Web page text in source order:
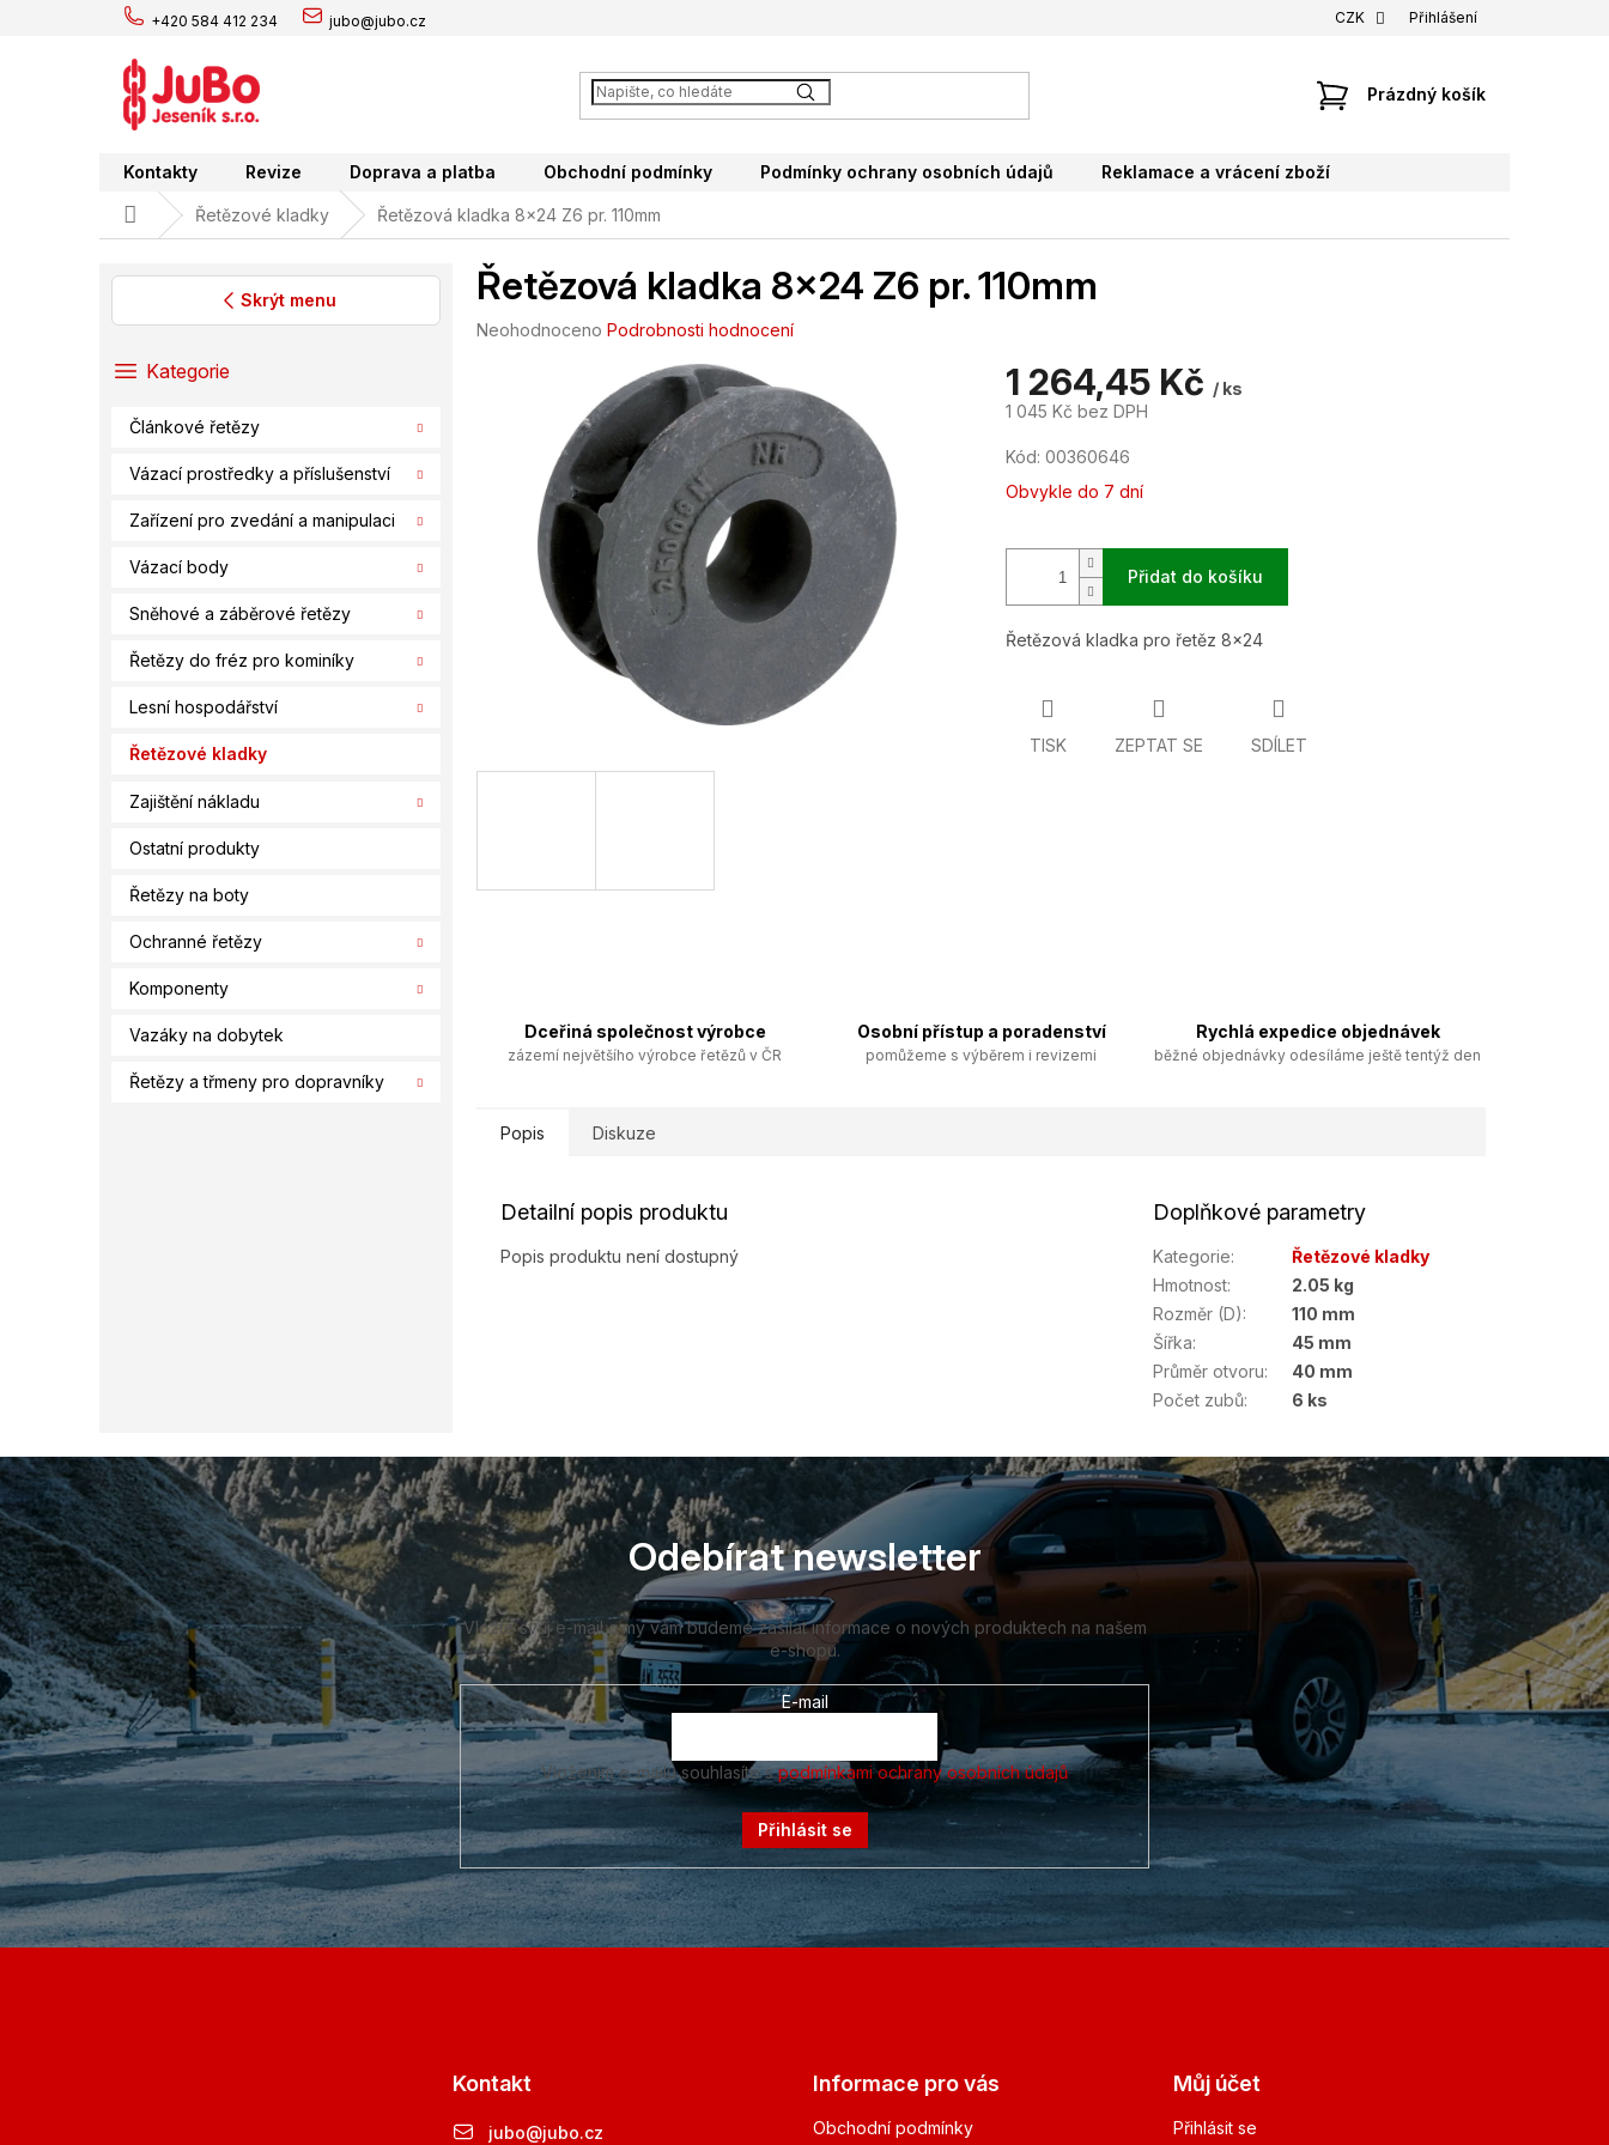
+420 584 412 234 jubo@jubo.cz CZK Přihlášení
NÁKUPNÍ
Prázdný košík
Kontakty Revize Doprava a platba Obchodní podmínky Podmínky ochrany osobních údajů Reklamace a vrácení zboží
Domů Řetězové kladky Řetězová kladka 8x24 Z6 pr. 110mm
Skrýt menu
PřeskočitKategorie
Článkové řetězy
Vázací prostředky a příslušenství
Zařízení pro zvedání a manipulaci
Vázací body
Sněhové a záběrové řetězy
Řetězy do fréz pro kominíky
Lesní hospodářství
Řetězové kladky
Zajištění nákladu
Ostatní produkty
Řetězy na boty
Ochranné řetězy
Komponenty
Vazáky na dobytek
Řetězy a třmeny pro dopravníky
Řetězová kladka 8x24 Z6 pr. 110mm
Průměrné
hvězdiček.
Neohodnoceno Podrobnosti hodnocení
1 264,45 Kč / ks
1 045 Kč bez DPH
Měrná
cena:
Kód: 00360646
Obvykle do 7 dní
Přidat do košíku
Řetězová kladka pro řetěz 8x24
TISK ZEPTAT SE SDÍLET
Dceřiná společnost výrobce
zázemí největšího výrobce řetězů v ČR
Osobní přístup a poradenství
pomůžeme s výběrem i revizemi
Rychlá expedice objednávek
běžné objednávky odesíláme ještě tentýž den
Popis Diskuze
Detailní popis produktu
Popis produktu není dostupný
Doplňkové parametry
Kategorie:
Řetězové kladky
Hmotnost:
2.05 kg
Rozměr (D):
110 mm
Šířka:
45 mm
Průměr otvoru:
40 mm
Počet zubů: 6 ks
Z
á
p
a
t
í
Odebírat newsletter
Vložte svůj e-mail a my vám budeme zasílat informace o nových produktech na našem
e-shopu.
E-mail
Vložením e-mailu souhlasíte spodmínkami ochrany osobních údajů
Přihlásit se
Kontakt
jubo@jubo.cz
Informace pro vás
Obchodní podmínky
Můj účet
Přihlásit se